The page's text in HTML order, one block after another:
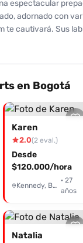
espectacular
adornado con
te cautivará. Sus
valoran con un 9/
su actitud amable
Es
para cumplir
no te quedes con
¡Tu
en Bogotá
Karen
2.0(2 eval.)
Desde
$120.000/hora
Kennedy, Bogotá
· 27
años
Natalia